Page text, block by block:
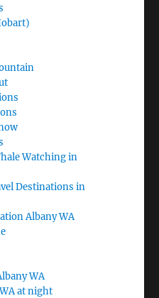
Watching in
Destinations in
Albany WA
WA
at night